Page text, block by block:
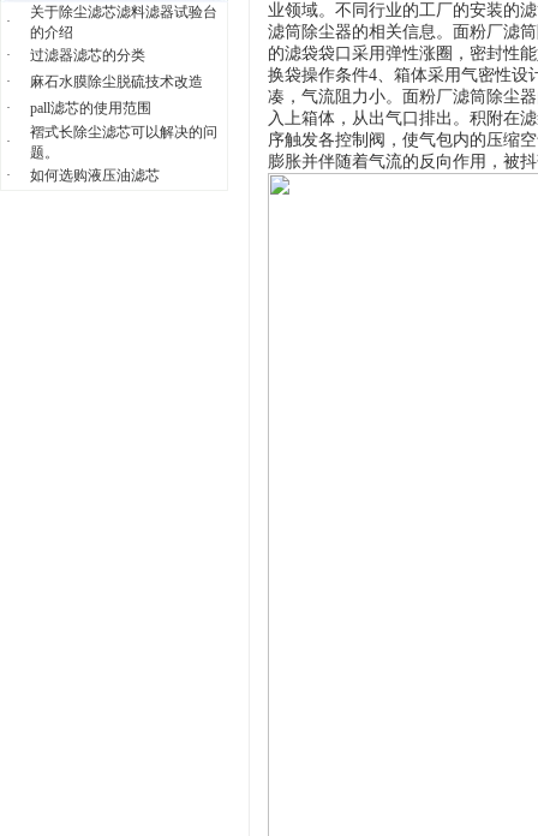
·
关于除尘滤芯滤料滤器试验台
的介绍
·
过滤器滤芯的分类
·
麻石水膜除尘脱硫技术改造
·
pall滤芯的使用范围
·
褶式长除尘滤芯可以解决的问
题。
·
如何选购液压油滤芯
业领域。不同行业的工厂的安装的
滤筒除尘器的相关信息。面粉厂滤
的滤袋袋口采用弹性涨圈，密封性
换袋操作条件4、箱体采用气密性设
凑，气流阻力小。面粉厂滤筒除尘
入上箱体，从出气口排出。积附在
序触发各控制阀，使气包内的压缩
膨胀并伴随着气流的反向作用，被